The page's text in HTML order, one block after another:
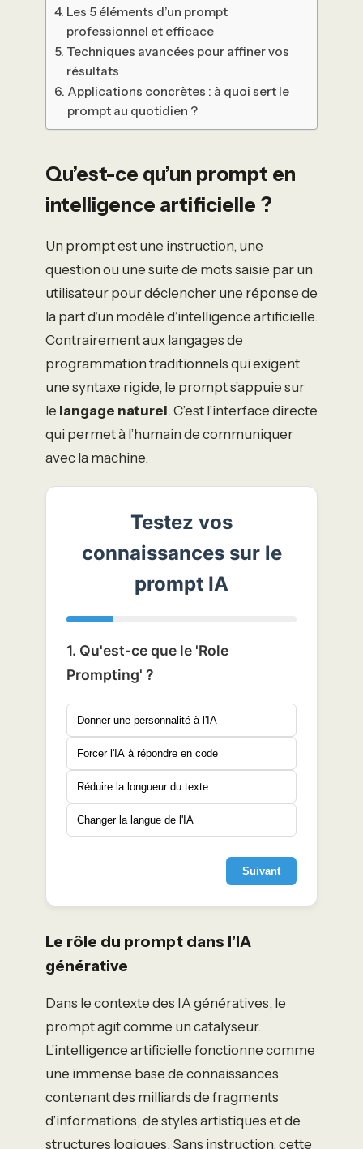
Les 5 éléments d’un prompt
professionnel et efficace
Techniques avancées pour affiner vos
résultats
Applications concrètes : à quoi sert le
prompt au quotidien ?
Qu’est-ce qu’un prompt en
intelligence artificielle ?
Un prompt est une instruction, une
question ou une suite de mots saisie par un
utilisateur pour déclencher une réponse de
la part d’un modèle d’intelligence artificielle.
Contrairement aux langages de
programmation traditionnels qui exigent
une syntaxe rigide, le prompt s’appuie sur
le langage naturel. C’est l’interface directe
qui permet à l’humain de communiquer
avec la machine.
Testez vos
connaissances sur le
prompt IA
1. Qu'est-ce que le 'Role
Prompting' ?
Donner une personnalité à l'IA
Forcer l'IA à répondre en code
Réduire la longueur du texte
Changer la langue de l'IA
Suivant
Le rôle du prompt dans l’IA
générative
Dans le contexte des IA génératives, le
prompt agit comme un catalyseur.
L’intelligence artificielle fonctionne comme
une immense base de connaissances
contenant des milliards de fragments
d’informations, de styles artistiques et de
structures logiques. Sans instruction, cette